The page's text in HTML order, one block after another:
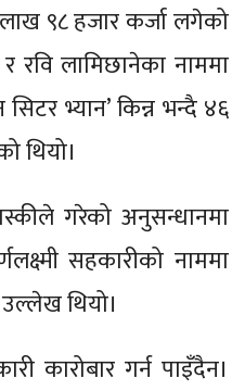
लाख ९८ हजार कर्जा लगेको
रवि लामिछानेका नाममा
भ्यान’ किन्न भन्दै ४६
थियो।
गरेको अनुसन्धानमा
सहकारीको नाममा
थियो।
कारोबार गर्न पाइँदैन।